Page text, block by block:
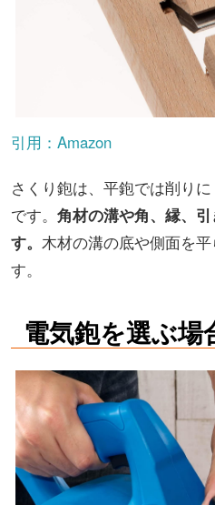
引用：Amazon
さくり鉋は、平鉋では削り
です。 角材の溝や角、縁、
す。 木材の溝の底や側面を
す。
電気鉋を選ぶ場